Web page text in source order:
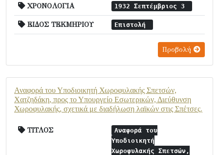
ΧΡΟΝΟΛΟΓΙΑ 1932 Σεπτέμβριος 3
ΕΙΔΟΣ ΤΕΚΜΗΡΙΟΥ Επιστολή
Προβολή
Αναφορά του Υποδιοικητή Χωροφυλακής Σπετσών,
Χατζηδάκη, προς το Υπουργείο Εσωτερικών, Διεύθυνση
Χωροφυλακής, σχετικά με διαδήλωση λαϊκών στις Σπέτσες.
ΤΙΤΛΟΣ
Αναφορά του
Υποδιοικητή
Χωροφυλακής Σπετσών,